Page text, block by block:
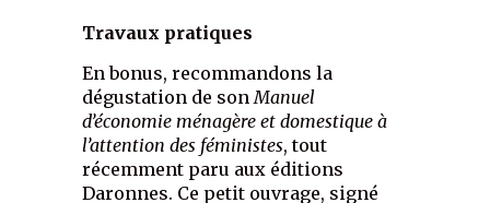
Travaux pratiques
En bonus, recommandons la
dégustation de sonManuel
d’économie ménagère et domestique à
l’attention des féministes, tout
récemment paru aux éditions
Daronnes. Ce petit ouvrage, signé